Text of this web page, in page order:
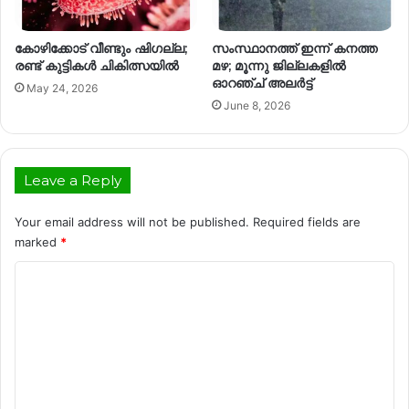
കോഴിക്കോട് വീണ്ടും ഷിഗല്ല;
രണ്ട് കുട്ടികൾ ചികിത്സയിൽ
May 24, 2026
സംസ്ഥാനത്ത് ഇന്ന് കനത്ത
മഴ; മൂന്നു ജില്ലകളിൽ
ഓറഞ്ച് അലർട്ട്
June 8, 2026
Leave a Reply
Your email address will not be published. Required fields are
marked *